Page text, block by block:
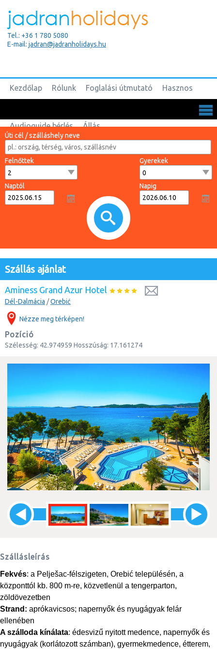
Tel.: +36 1 780 5080
E-mail: jadran@jadranholidays.hu
Kezdőlap Rólunk Foglalási útmutató Hasznos
Audioguide bérlés Állás
Úti cél / szálláshely neve
Felnőttek Gyerekek
Naptól Napig
Szállás ajánlat
Aminess Grand Azur Hotel
Dél-Dalmácia /Orebić
Nézze meg térképen!
Pozíció
Szélesség: 42.974959 Hosszúság: 17.161274
Szállásleírás
Fekvés: a Pelješac-félszigeten, Orebić településén, a
központtól kb. 800 m-re, közvetlenül a tengerparton,
zöldövezetben
Strand: aprókavicsos; napernyők és nyugágyak felár
ellenében
A szálloda kínálata: édesvizű nyitott medence, napernyők és
nyugágyak (korlátozott számban), gyermekmedence, étterem,